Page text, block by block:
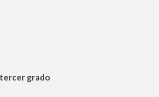
grado